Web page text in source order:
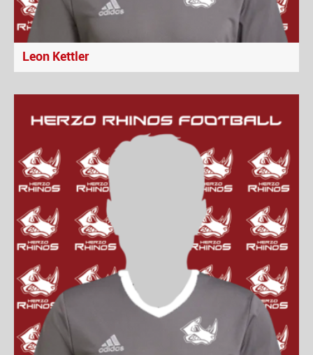
Leon Kettler